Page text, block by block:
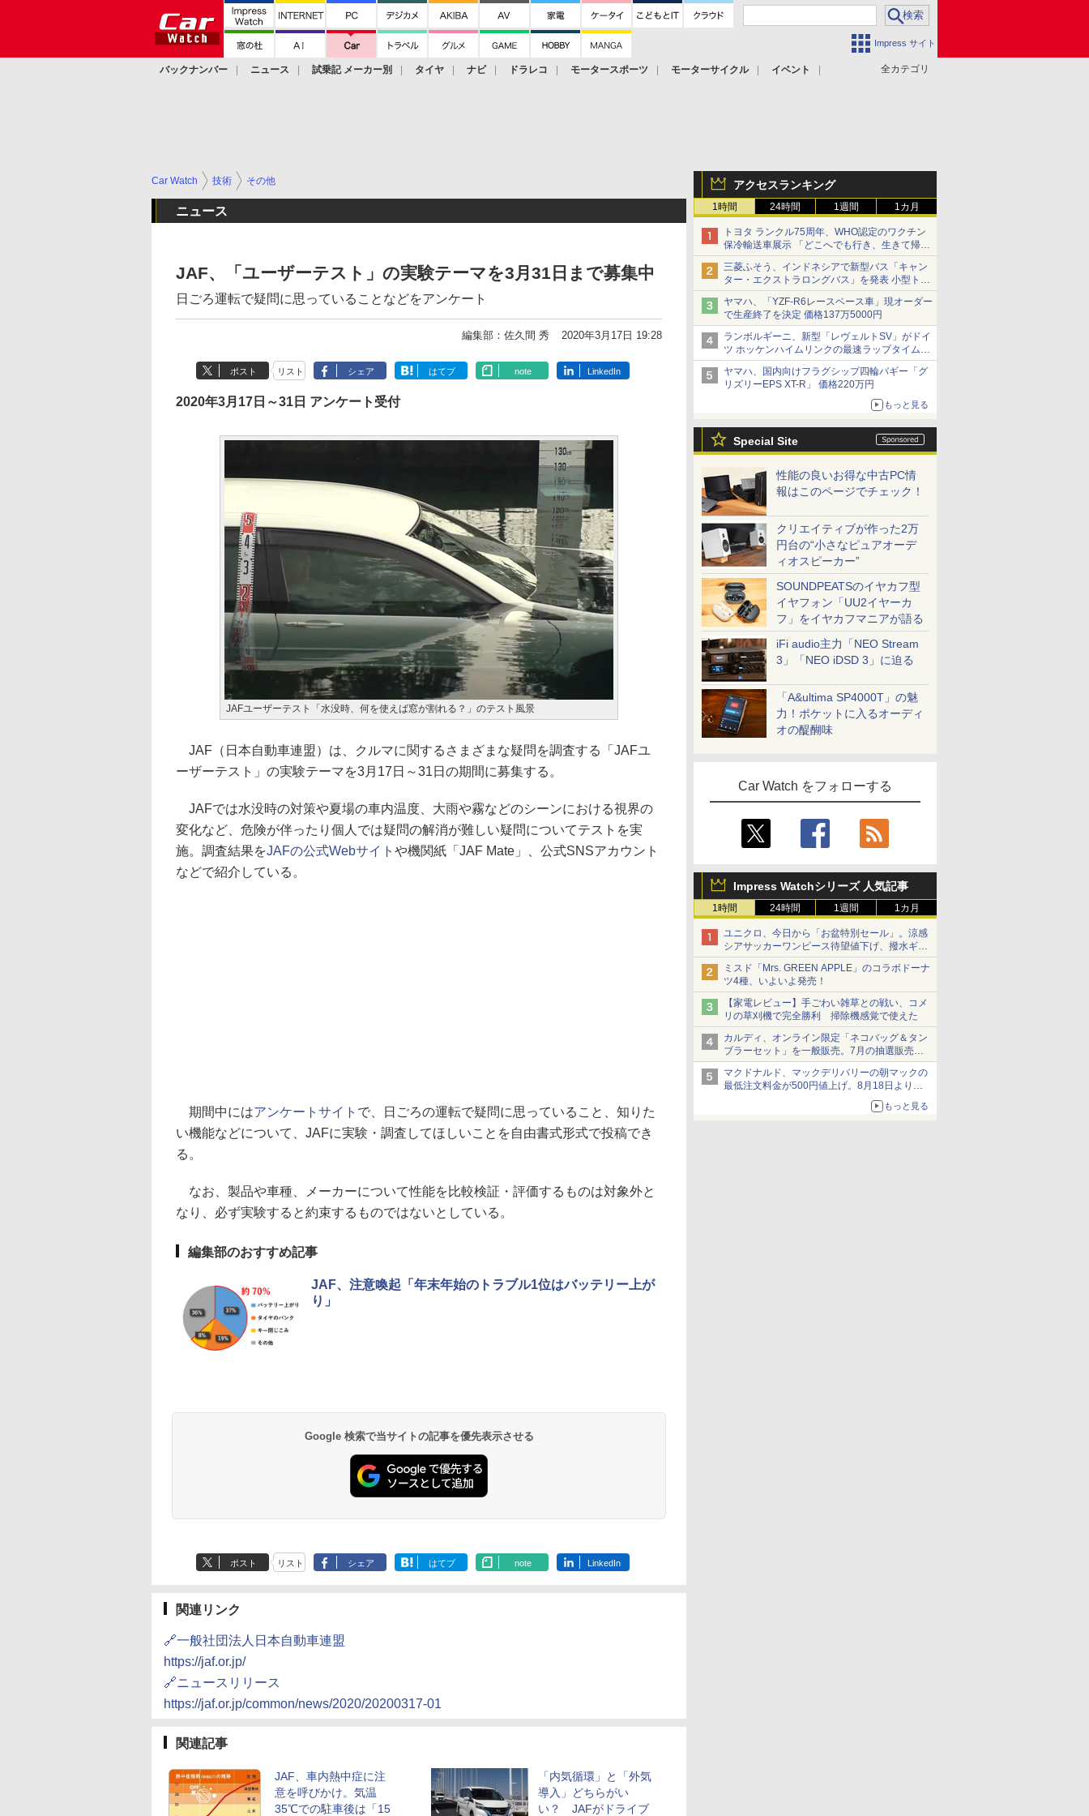
Impress サイト
全カテゴリ
バックナンバー ニュース 試乗記 メーカー別 タイヤ ナビ ドラレコ モータースポーツ モーターサイクル
イベント
アクセスランキング
1時間 24時間 1週間 1カ月
トヨタ ランクル75周年、WHO認定のワクチン
保冷輸送車展示 「どこへでも行き、生きて帰っ
てこられる」ランドクルーザーで命をつなぐ
三菱ふそう、インドネシアで新型バス「キャン
ター・エクストラロングバス」を発表 小型トラ
ックベースの観光・旅客輸送向けバス
ヤマハ、「YZF-R6レースベース車」現オーダー
で生産終了を決定 価格137万5000円
ランボルギーニ、新型「レヴェルトSV」がドイ
ツ ホッケンハイムリンクの最速ラップタイムを
記録
ヤマハ、国内向けフラグシップ四輪バギー「グ
リズリーEPS XT-R」 価格220万円
もっと見る
Special Site
性能の良いお得な中古PC情
報はこのページでチェック！
クリエイティブが作った2万
円台の“小さなピュアオーデ
ィオスピーカー”
SOUNDPEATSのイヤカフ型
イヤフォン「UU2イヤーカ
フ」をイヤカフマニアが語る
iFi audio主力「NEO Stream
3」「NEO iDSD 3」に迫る
「A&ultima SP4000T」の魅
力！ポケットに入るオーディ
オの醍醐味
Car Watch をフォローする
Impress Watchシリーズ 人気記事
1時間 24時間 1週間 1カ月
ユニクロ、今日から「お盆特別セール」。涼感
シアサッカーワンピース待望値下げ、撥水ギア
ショーツは1990円に
ミスド「Mrs. GREEN APPLE」のコラボドーナ
ツ4種、いよいよ発売！
【家電レビュー】手ごわい雑草との戦い、コメ
リの草刈機で完全勝利 掃除機感覚で使えた
カルディ、オンライン限定「ネコバッグ＆タン
ブラーセット」を一般販売。7月の抽選販売の
当選無効分
マクドナルド、マックデリバリーの朝マックの
最低注文料金が500円値上げ。8月18日より
もっと見る
Car Watch 技術 その他
ニュース
JAF、「ユーザーテスト」の実験テーマを3月31日まで募集中
日ごろ運転で疑問に思っていることなどをアンケート
編集部：佐久間 秀 2020年3月17日 19:28
ポスト リスト シェア はてブ note LinkedIn
2020年3月17日～31日 アンケート受付
JAFユーザーテスト「水没時、何を使えば窓が割れる？」のテスト風景
JAF（日本自動車連盟）は、クルマに関するさまざまな疑問を調査する「JAFユ
ーザーテスト」の実験テーマを3月17日～31日の期間に募集する。
JAFでは水没時の対策や夏場の車内温度、大雨や霧などのシーンにおける視界の
変化など、危険が伴ったり個人では疑問の解消が難しい疑問についてテストを実
施。調査結果をJAFの公式Webサイト や機関紙「JAF Mate」、公式SNSアカウント
などで紹介している。
期間中にはアンケートサイト で、日ごろの運転で疑問に思っていること、知りた
い機能などについて、JAFに実験・調査してほしいことを自由書式形式で投稿でき
る。
なお、製品や車種、メーカーについて性能を比較検証・評価するものは対象外と
なり、必ず実験すると約束するものではないとしている。
編集部のおすすめ記事
JAF、注意喚起「年末年始のトラブル1位はバッテリー上が
り」
Google 検索で当サイトの記事を優先表示させる
ポスト リスト シェア はてブ note LinkedIn
関連リンク
🔗一般社団法人日本自動車連盟
https://jaf.or.jp/
🔗ニュースリリース
https://jaf.or.jp/common/news/2020/20200317-01
関連記事
JAF、車内熱中症に注
意を呼びかけ。気温
35℃での駐車後は「15
「内気循環」と「外気
導入」どちらがい
い？ JAFがドライブ